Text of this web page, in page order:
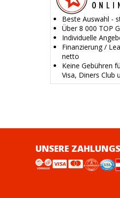
Beste Auswahl -
Über 8 000 TOP
Individuelle
Finanzierung /
netto
Keine Gebühren
Visa, Diners Club
UNSERE